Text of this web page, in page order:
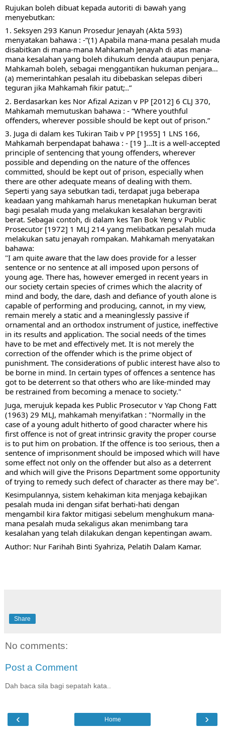
Rujukan boleh dibuat kepada autoriti di bawah yang
menyebutkan:
1. Seksyen 293 Kanun Prosedur Jenayah (Akta 593)
menyatakan bahawa : -“(1) Apabila mana-mana pesalah muda
disabitkan di mana-mana Mahkamah Jenayah di atas mana-
mana kesalahan yang boleh dihukum denda ataupun penjara,
Mahkamah boleh, sebagai menggantikan hukuman penjara…
(a) memerintahkan pesalah itu dibebaskan selepas diberi
teguran jika Mahkamah fikir patut;..”
2. Berdasarkan kes Nor Afizal Azizan v PP [2012] 6 CLJ 370,
Mahkamah memutuskan bahawa : - “Where youthful
offenders, wherever possible should be kept out of prison.”
3. Juga di dalam kes Tukiran Taib v PP [1955] 1 LNS 166,
Mahkamah berpendapat bahawa : - [19 ]...It is a well-accepted
principle of sentencing that young offenders, wherever
possible and depending on the nature of the offences
committed, should be kept out of prison, especially when
there are other adequate means of dealing with them.
Seperti yang saya sebutkan tadi, terdapat juga beberapa
keadaan yang mahkamah harus menetapkan hukuman berat
bagi pesalah muda yang melakukan kesalahan bergraviti
berat. Sebagai contoh, di dalam kes Tan Bok Yeng v Public
Prosecutor [1972] 1 MLJ 214 yang melibatkan pesalah muda
melakukan satu jenayah rompakan. Mahkamah menyatakan
bahawa:
"I am quite aware that the law does provide for a lesser
sentence or no sentence at all imposed upon persons of
young age. There has, however emerged in recent years in
our society certain species of crimes which the alacrity of
mind and body, the dare, dash and defiance of youth alone is
capable of performing and producing, cannot, in my view,
remain merely a static and a meaninglessly passive if
ornamental and an orthodox instrument of justice, ineffective
in its results and application. The social needs of the times
have to be met and effectively met. It is not merely the
correction of the offender which is the prime object of
punishment. The considerations of public interest have also to
be borne in mind. In certain types of offences a sentence has
got to be deterrent so that others who are like-minded may
be restrained from becoming a menace to society."
Juga, merujuk kepada kes Public Prosecutor v Yap Chong Fatt
(1963) 29 MLJ, mahkamah menyifatkan : "Normally in the
case of a young adult hitherto of good character where his
first offence is not of great intrinsic gravity the proper course
is to put him on probation. If the offence is too serious, then a
sentence of imprisonment should be imposed which will have
some effect not only on the offender but also as a deterrent
and which will give the Prisons Department some opportunity
of trying to remedy such defect of character as there may be".
Kesimpulannya, sistem kehakiman kita menjaga kebajikan
pesalah muda ini dengan sifat berhati-hati dengan
mengambil kira faktor mitigasi sebelum menghukum mana-
mana pesalah muda sekaligus akan menimbang tara
kesalahan yang telah dilakukan dengan kepentingan awam.
Author: Nur Farihah Binti Syahriza, Pelatih Dalam Kamar.
Share
No comments:
Post a Comment
Dah baca sila bagi sepatah kata..
‹ ›
Home